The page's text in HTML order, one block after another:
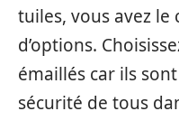
tuiles, vous avez
d’options.
émaillés car ils
sécurité de tous